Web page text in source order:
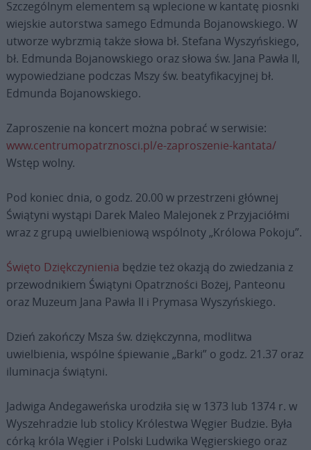
Szczególnym elementem są wplecione w kantatę piosnki
wiejskie autorstwa samego Edmunda Bojanowskiego. W
utworze wybrzmią także słowa bł. Stefana Wyszyńskiego,
bł. Edmunda Bojanowskiego oraz słowa św. Jana Pawła II,
wypowiedziane podczas Mszy św. beatyfikacyjnej bł.
Edmunda Bojanowskiego.
Zaproszenie na koncert można pobrać w serwisie:
www.centrumopatrznosci.pl/e-zaproszenie-kantata/
Wstęp wolny.
Pod koniec dnia, o godz. 20.00 w przestrzeni głównej
Świątyni wystąpi Darek Maleo Malejonek z Przyjaciółmi
wraz z grupą uwielbieniową wspólnoty „Królowa Pokoju”.
Święto Dziękczynienia będzie też okazją do zwiedzania z
przewodnikiem Świątyni Opatrzności Bożej, Panteonu
oraz Muzeum Jana Pawła II i Prymasa Wyszyńskiego.
Dzień zakończy Msza św. dziękczynna, modlitwa
uwielbienia, wspólne śpiewanie „Barki” o godz. 21.37 oraz
iluminacja świątyni.
Jadwiga Andegaweńska urodziła się w 1373 lub 1374 r. w
Wyszehradzie lub stolicy Królestwa Węgier Budzie. Była
córką króla Węgier i Polski Ludwika Węgierskiego oraz